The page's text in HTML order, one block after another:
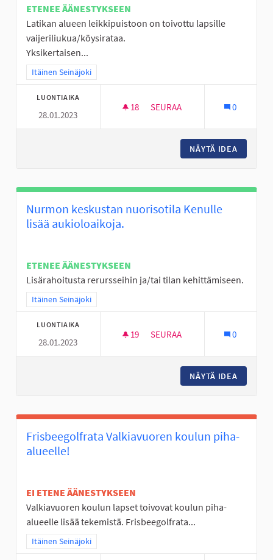
ETENEE ÄÄNESTYKSEEN
Latikan alueen leikkipuistoon on toivottu lapsille
vaijeriliukua/köysirataa.
Yksikertaisen...
Rajaa tulokset teeman mukaan: Itäinen Seinäjoki
Itäinen Seinäjoki
LUONTIAIKA
28.01.2023
18 18 SEURAAJAA
SEURAA 0
NÄYTÄ IDEA
Nurmon keskustan nuorisotila Kenulle
lisää aukioloaikoja.
ETENEE ÄÄNESTYKSEEN
Lisärahoitusta rerursseihin ja/tai tilan kehittämiseen.
Rajaa tulokset teeman mukaan: Itäinen Seinäjoki
Itäinen Seinäjoki
LUONTIAIKA
28.01.2023
19 19 SEURAAJAA
SEURAA 0
NÄYTÄ IDEA
Frisbeegolfrata Valkiavuoren koulun piha-
alueelle!
EI ETENE ÄÄNESTYKSEEN
Valkiavuoren koulun lapset toivovat koulun piha-
alueelle lisää tekemistä. Frisbeegolfrata...
Rajaa tulokset teeman mukaan: Itäinen Seinäjoki
Itäinen Seinäjoki